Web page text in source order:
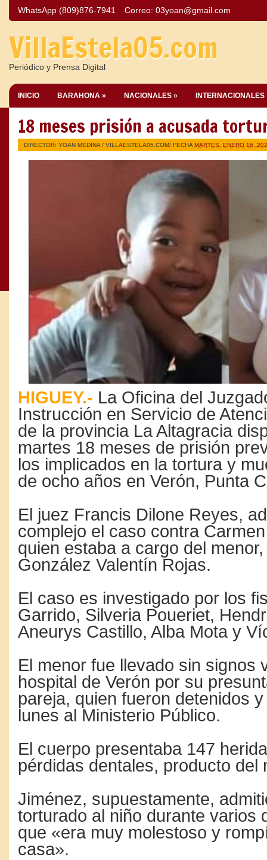
WhatsApp (809)876-7941 Correo: 03yoan@gmail.com
VillaEstela05.com
Periódico y Prensa Digital
INICIO BARAHONA » NACIONALES » INTERNACIONALES
18 meses prisión a acusada
DIRECTOR: YOAN MEDINA / VILLAESTELA05.COM/ FECHA MARTES, ENERO 16,
HIGUEY.- La Oficina del
Instrucción en Servicio de
de la provincia La Altagracia
martes 18 meses de prisión
los implicados en la tortura y
de ocho años en Verón, Punta
El juez Francis Dilone Reyes,
complejo el caso contra
quien estaba a cargo del
González Valentín Rojas.
El caso es investigado por los
Garrido, Silveria Poueriet,
Aneurys Castillo, Alba Mota y
El menor fue llevado sin signos
hospital de Verón por su
pareja, quien fueron detenidos
lunes al Ministerio Público.
El cuerpo presentaba 147
pérdidas dentales, producto del
Jiménez, supuestamente,
torturado al niño durante varios
que «era muy molestoso y
casa».